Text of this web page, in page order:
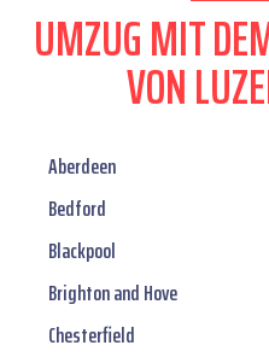
UMZUG MIT
VON
Aberdeen
Bedford
Blackpool
Brighton and Hove
Chesterfield